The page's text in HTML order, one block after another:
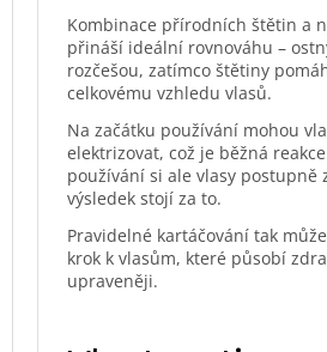
Kombinace přírodních štětin a
přináší ideální rovnováhu –
rozčešou, zatímco štětiny
celkovému vzhledu vlasů.
Na začátku používání mohou
elektrizovat, což je běžná
používání si ale vlasy postupně
výsledek stojí za to.
Pravidelné kartáčování tak
krok k vlasům, které působí
upraveněji.